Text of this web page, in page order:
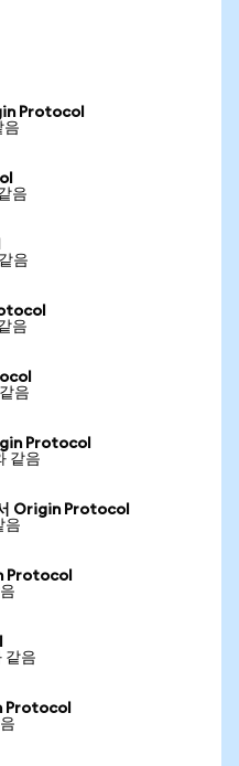
Protocol
음
음
음
음
음
Protocol
같음
Origin Protocol
음
Protocol
같음
Protocol